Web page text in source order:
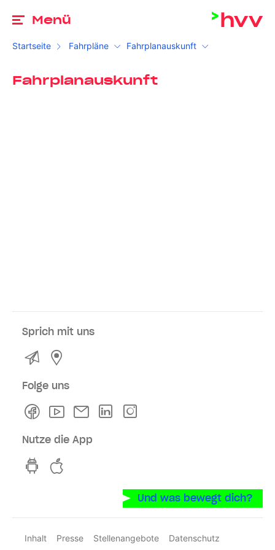
Menü
Startseite Fahrpläne Fahrplanauskunft
Fahrplanauskunft
Sprich mit uns
Kontakt
Folge uns
FacebookYoutubeNewsletterLinkedln
Nutze die App
hvv switch App auf GooglePlay
Und was bewegt dich?
Inhalt Presse Stellenangebote
Datenschutz